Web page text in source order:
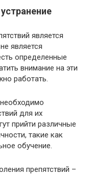
является
является
определенные
внимание на эти
работать.
для их
прийти различные
такие как
обучение.
препятствий –